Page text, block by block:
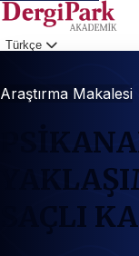
Türkçe
Araştırma Makalesi
SAÇLI